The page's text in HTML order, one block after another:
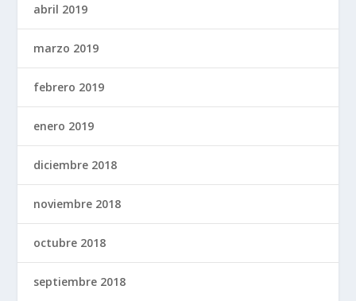
abril 2019
marzo 2019
febrero 2019
enero 2019
diciembre 2018
noviembre 2018
octubre 2018
septiembre 2018